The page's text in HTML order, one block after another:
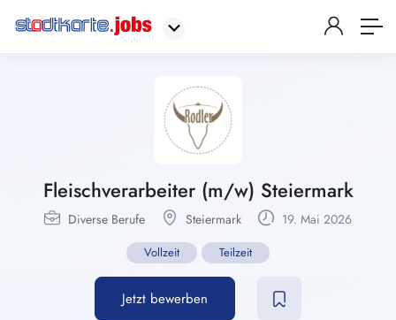
Fleischverarbeiter (m/w) Steiermark
Diverse Berufe Steiermark 19. Mai 2026
Vollzeit Teilzeit
Jetzt bewerben